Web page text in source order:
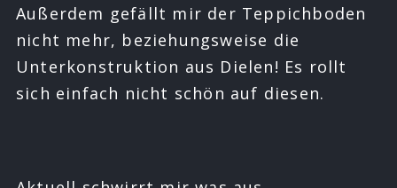
Außerdem gefällt mir der Teppichboden
nicht mehr, beziehungsweise die
Unterkonstruktion aus Dielen! Es rollt
sich einfach nicht schön auf diesen.